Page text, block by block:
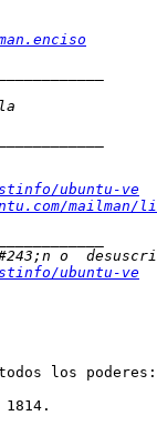
ubuntu-ve
mailman/
ubuntu-ve
los